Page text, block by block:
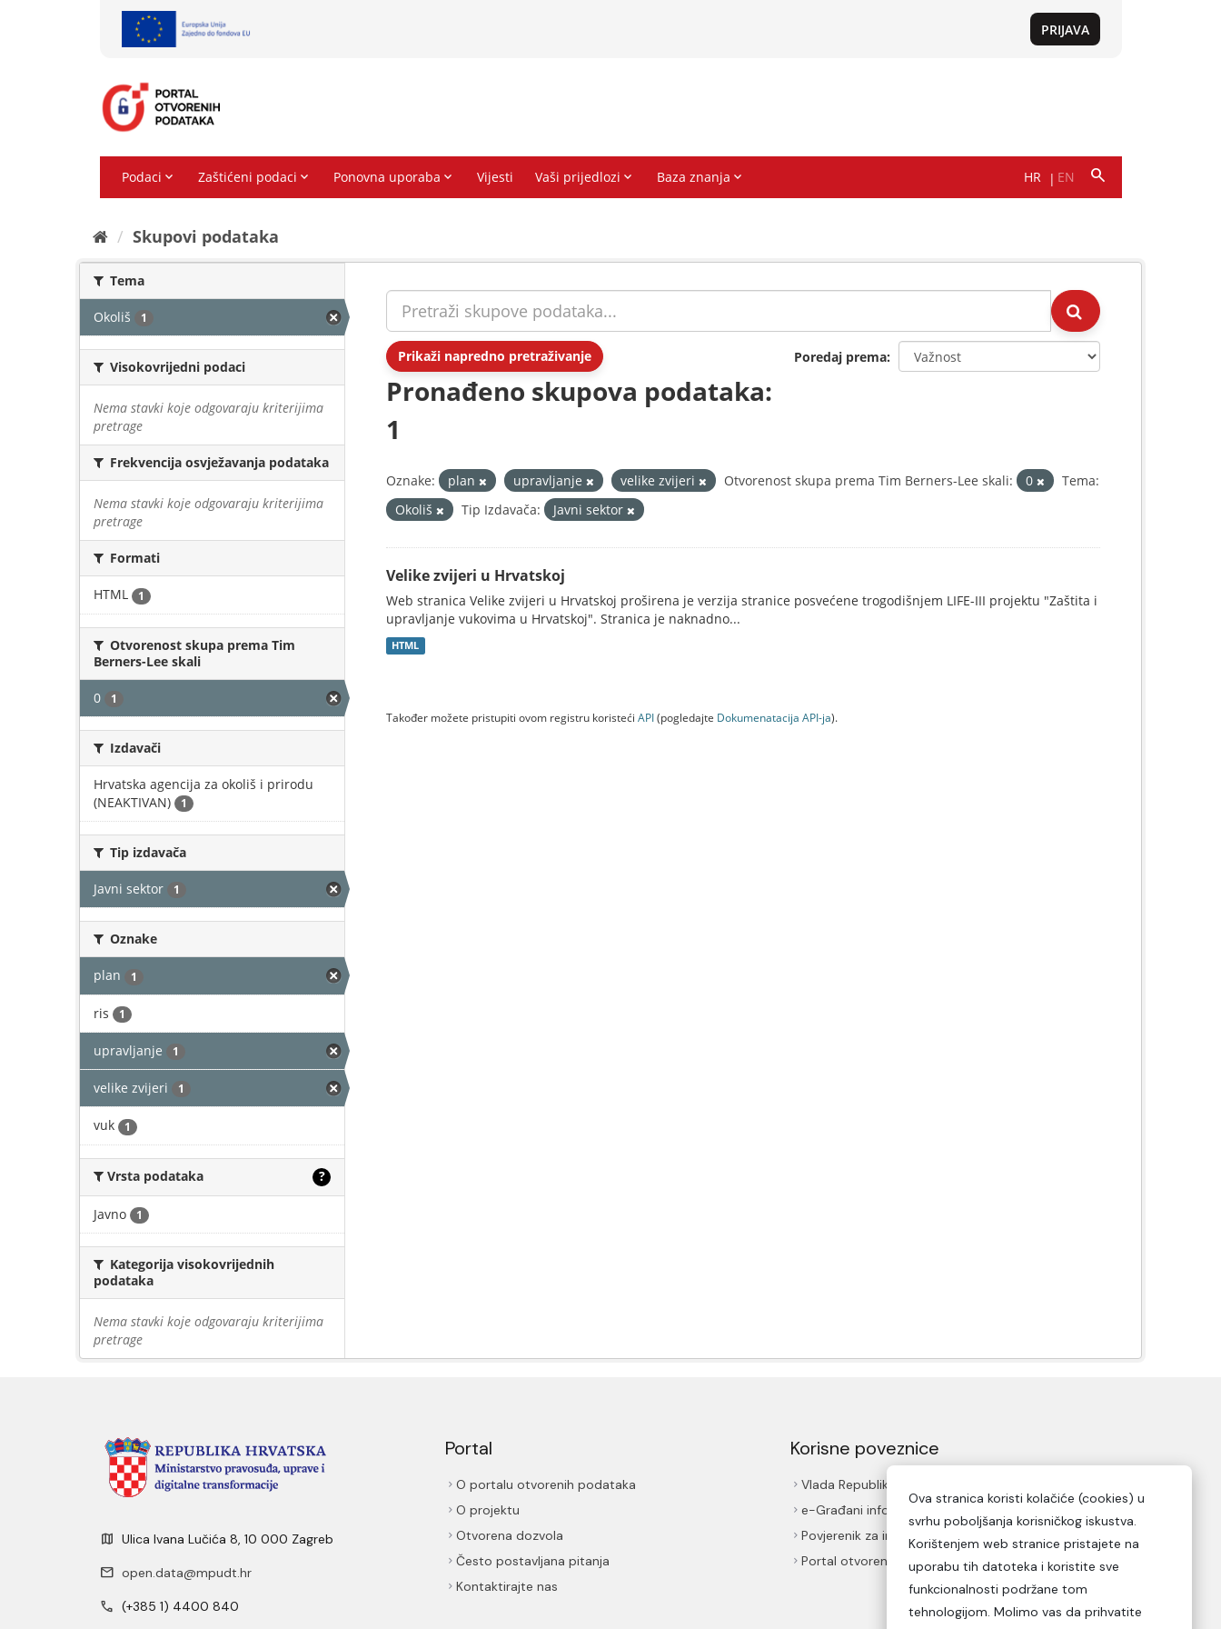
Skupovi podаtаkа
Tema
Okoliš 1
Visokovrijedni podaci
Nema stavki koje odgovaraju kriterijima
pretrage
Frekvencija osvježavanja podataka
Nema stavki koje odgovaraju kriterijima
pretrage
Formati
HTML 1
Otvorenost skupa prema Tim
Berners-Lee skali
0 1
Izdavači
Hrvatska agencija za okoliš i prirodu
(NEAKTIVAN)
1
Tip izdavača
Javni sektor 1
Oznake
plan 1
ris 1
upravljanje 1
velike zvijeri 1
vuk 1
Vrsta podataka ?
Javno 1
Kategorija visokovrijednih
podataka
Nema stavki koje odgovaraju kriterijima
pretrage
Prikaži napredno pretraživanje Poredaj prema
Pronađeno skupova podataka:
1
Oznake: plan upravljanje velike zvijeri Otvorenost skupa prema Tim Berners-Lee skali: 0
Tema:
Okoliš
Tip Izdavača: Javni sektor
Velike zvijeri u Hrvatskoj
Web stranica Velike zvijeri u Hrvatskoj proširena je verzija stranice posvećene trogodišnjem LIFE-III projektu "Zaštita i
upravljanje vukovima u Hrvatskoj". Stranica je naknadno...
HTML
Također možete pristupiti ovom registru koristeći API(pogledajte Dokumenаtаcijа API-jа).